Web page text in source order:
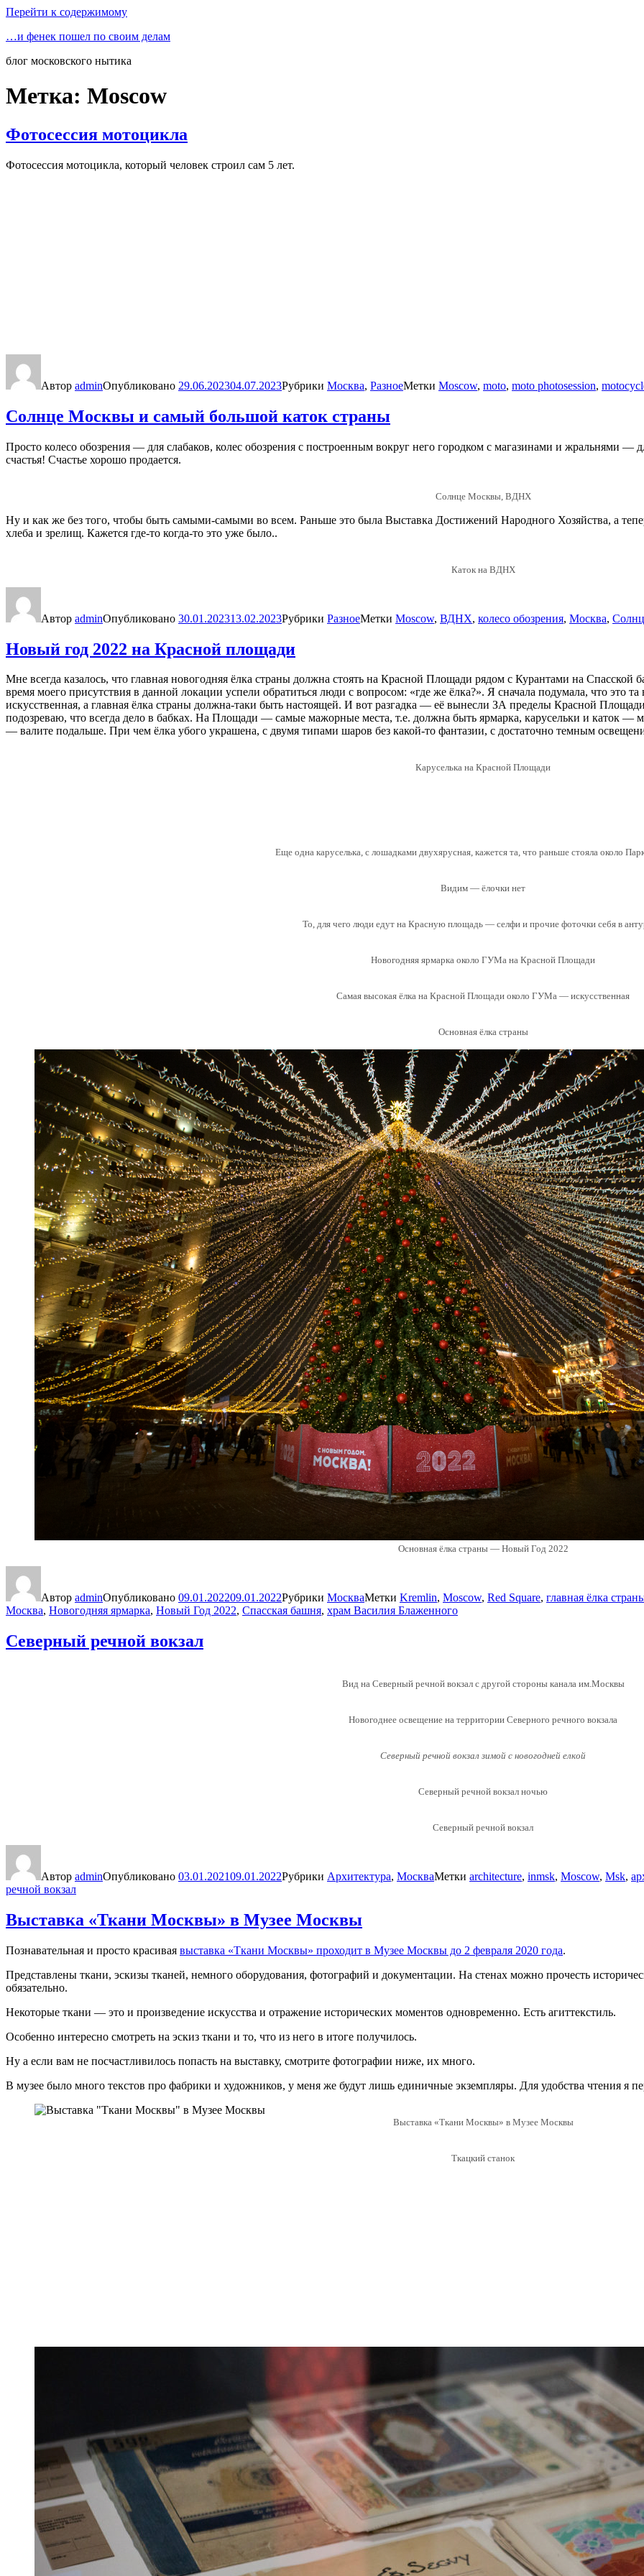
Перейти к содержимому
…и фенек пошел по своим делам
блог московского нытика
Метка: Moscow
Фотосессия мотоцикла
Фотосессия мотоцикла, который человек строил сам 5 лет.
Автор adminОпубликовано 29.06.202304.07.2023Рубрики Москва, РазноеМетки Moscow, moto, moto photosession,
Солнце Москвы и самый большой каток страны
Просто колесо обозрения — для слабаков, колес обозрения с построенным вокруг него городком с магазинами и жральнями
счастья! Счастье хорошо продается.
Солнце Москвы, ВДНХ
Ну и как же без того, чтобы быть самыми-самыми во всем. Раньше это была Выставка Достижений Народного Хозяйства, а
хлеба и зрелищ. Кажется где-то когда-то это уже было..
Каток на ВДНХ
Автор adminОпубликовано 30.01.202313.02.2023Рубрики РазноеМетки Moscow, ВДНХ, колесо обозрения, Москва,
Новый год 2022 на Красной площади
Мне всегда казалось, что главная новогодняя ёлка страны должна стоять на Красной Площади рядом с Курантами на
время моего присутствия в данной локации успели обратиться люди с вопросом: «где же ёлка?». Я сначала подумала, что это
искусственная, а главная ёлка страны должна-таки быть настоящей. И вот разгадка — её вынесли ЗА пределы Красной
подозреваю, что всегда дело в бабках. На Площади — самые мажорные места, т.е. должна быть ярмарка, карусельки и каток —
— валите подальше. При чем ёлка убого украшена, с двумя типами шаров без какой-то фантазии, с достаточно темным
Каруселька на Красной Площади
Еще одна каруселька, с лошадками двухярусная, кажется та, что раньше стояла около
Видим — ёлочки нет
То, для чего люди едут на Красную площадь — селфи и прочие фоточки себя в
Новогодняя ярмарка около ГУМа на Красной Площади
Самая высокая ёлка на Красной Площади около ГУМа — искусственная
Основная ёлка страны
Основная ёлка страны — Новый Год 2022
Автор adminОпубликовано 09.01.202209.01.2022Рубрики МоскваМетки Kremlin, Moscow, Red Square, главная ёлка
Москва, Новогодняя ярмарка, Новый Год 2022, Спасская башня, храм Василия Блаженного
Северный речной вокзал
Вид на Северный речной вокзал с другой стороны канала им.Москвы
Новогоднее освещение на территории Северного речного вокзала
Северный речной вокзал зимой с новогодней елкой
Северный речной вокзал ночью
Северный речной вокзал
Автор adminОпубликовано 03.01.202109.01.2022Рубрики Архитектура, МоскваМетки architecture, inmsk, Moscow, Msk,
речной вокзал
Выставка «Ткани Москвы» в Музее Москвы
Познавательная и просто красивая выставка «Ткани Москвы» проходит в Музее Москвы до 2 февраля 2020 года.
Представлены ткани, эскизы тканей, немного оборудования, фотографий и документации. На стенах можно прочесть
обязательно.
Некоторые ткани — это и произведение искусства и отражение исторических моментов одновременно. Есть агиттекстиль.
Особенно интересно смотреть на эскиз ткани и то, что из него в итоге получилось.
Ну а если вам не посчастливилось попасть на выставку, смотрите фотографии ниже, их много.
В музее было много текстов про фабрики и художников, у меня же будут лишь единичные экземпляры. Для удобства чтения я
Выставка «Ткани Москвы» в Музее Москвы
Ткацкий станок